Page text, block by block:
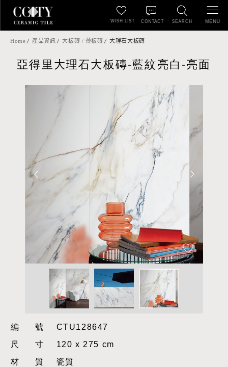
SEARCH
WISH LIST CONTACT MENU
Home 產品資訊 大板磚 / 薄板磚 大理石大板磚
亞得里大理石大板磚-藍紋亮白-亮面
編號CTU128647
尺寸120 x 275 cm
材質瓷質